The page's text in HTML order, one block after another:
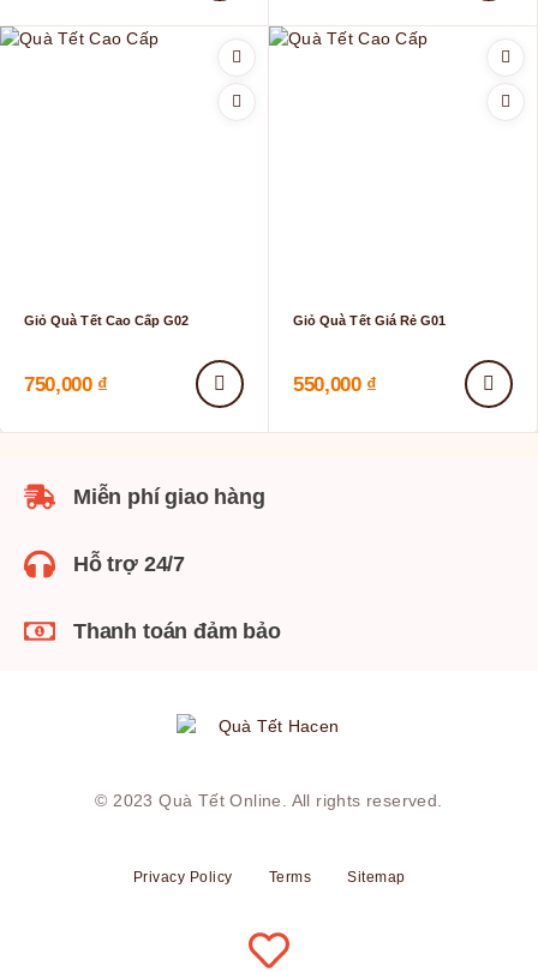
Giỏ Quà Tết Cao Cấp G02
750,000 ₫
Giỏ Quà Tết Giá Rẻ G01
550,000 ₫
Miễn phí giao hàng
Hỗ trợ 24/7
Thanh toán đảm bảo
© 2023Quà Tết Online . All rights reserved.
Privacy Policy Terms Sitemap